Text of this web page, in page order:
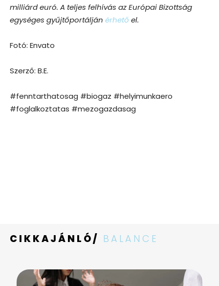
milliárd euró. A teljes felhívás az Európai Bizottság
egységes gyűjtőportálján érhető el.
Fotó: Envato
Szerző: B.E.
#fenntarthatosag #biogaz #helyimunkaero
#foglalkoztatas #mezogazdasag
CIKKAJÁNLÓ/ BALANCE